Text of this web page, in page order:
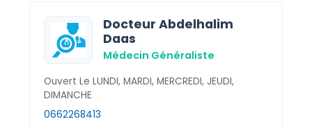
Docteur Abdelhalim
Daas
Médecin Généraliste
Ouvert Le LUNDI, MARDI, MERCREDI, JEUDI,
DIMANCHE
0662268413